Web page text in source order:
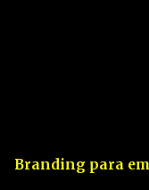
Branding para